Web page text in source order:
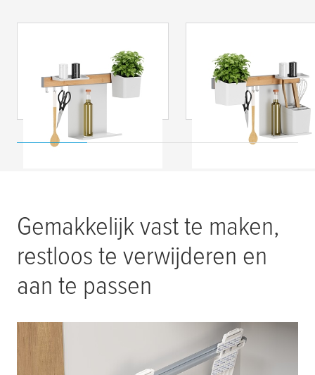
Keukenorganizer
combiset S
tesa®
Keukenorganizer
combiset M
Gemakkelijk vast te maken,
restloos te verwijderen en
aan te passen